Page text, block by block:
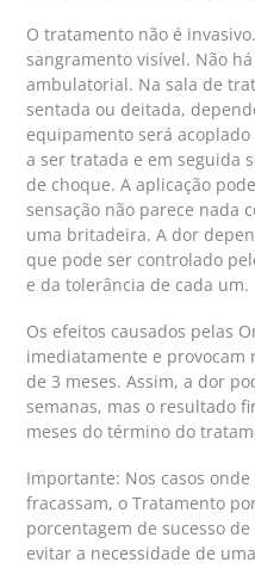
O tratamento não é
sangramento visível. Não
ambulatorial. Na sala de
sentada ou deitada,
equipamento será
a ser tratada e em seguida
de choque. A aplicação
sensação não parece nada
uma britadeira. A dor
que pode ser controlado
e da tolerância de cada um.
Os efeitos causados pelas
imediatamente e provocam
de 3 meses. Assim, a dor
semanas, mas o resultado
meses do término do
Importante: Nos casos
fracassam, o Tratamento
porcentagem de sucesso
evitar a necessidade de